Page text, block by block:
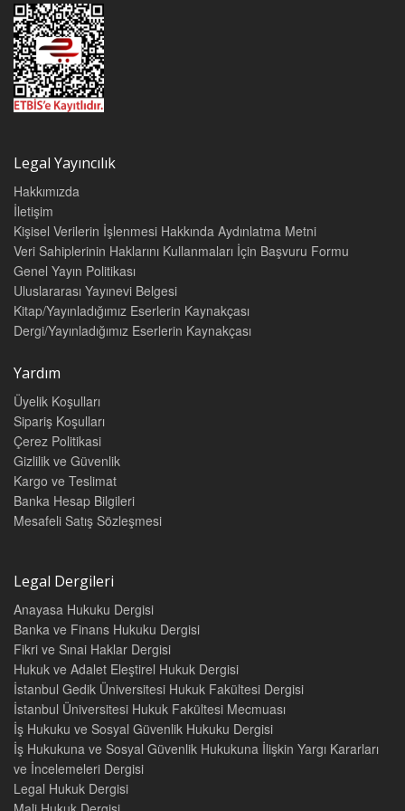
İÇTİHATLAR 3840
2. EKLENTİ SAYILMAYANLAR 3846
AÇIKLAMA 3846
İÇTİHATLAR 3846
C. BİRLİKTE MÜLKİYET 3848
I. PAYLI MÜLKİYET 3848
İÇTİHATLAR 3849
2. YÖNETİM VE TASARRUF 3857
A. ANLAŞMALAR 3857
AÇIKLAMA 3857
İÇTİHATLAR 3858
B. OLAĞAN YÖNETİM İŞLERİ 3861
AÇIKLAMA 3861
İÇTİHATLAR 3861
C. ÖNEMLİ YÖNETİM İŞLERİ 3864
AÇIKLAMA 3864
D. OLAĞANÜSTÜ YÖNETİM İŞLERİ VE TASARRUFLAR 3873
AÇIKLAMA 3873
İÇTİHATLAR 3874
3. YARARLANMA, KULLANMA VE KORUMA 3880
AÇIKLAMA 3880
İÇTİHATLAR 3881
4. GİDERLER VE YÜKÜMLÜLÜKLER 3886
AÇIKLAMA 3886
İÇTİHATLAR 3886
5. KARARLARIN BAĞLAYICILIĞI 3891
6. PAYDAŞLIKTAN ÇIKARMA 3899
AÇIKLAMA 3899
İÇTİHATLAR 3901
B. DİĞER HAK SAHİPLERİNİN ÇIKARILMASI 3905
AÇIKLAMA 3905
İÇTİHATLAR 3905
7. PAYLI MÜLKİYETİN SONA ERMESİ 3909
A. PAYLAŞMA İSTEMİ 3909
AÇIKLAMA 3909
İÇTİHATLAR 3909
B. PAYLAŞMA BİÇİMİ 3916
AÇIKLAMA 3916
Legal Yayıncılık
Hakkımızda
İletişim
Kişisel Verilerin İşlenmesi Hakkında Aydınlatma Metni
Veri Sahiplerinin Haklarını Kullanmaları İçin Başvuru Formu
Genel Yayın Politikası
Uluslararası Yayınevi Belgesi
Kitap/Yayınladığımız Eserlerin Kaynakçası
Dergi/Yayınladığımız Eserlerin Kaynakçası
Yardım
Üyelik Koşulları
Sipariş Koşulları
Çerez Politikasi
Gizlilik ve Güvenlik
Kargo ve Teslimat
Banka Hesap Bilgileri
Mesafeli Satış Sözleşmesi
Legal Dergileri
Anayasa Hukuku Dergisi
Banka ve Finans Hukuku Dergisi
Fikri ve Sınai Haklar Dergisi
Hukuk ve Adalet Eleştirel Hukuk Dergisi
İstanbul Gedik Üniversitesi Hukuk Fakültesi Dergisi
İstanbul Üniversitesi Hukuk Fakültesi Mecmuası
İş Hukuku ve Sosyal Güvenlik Hukuku Dergisi
İş Hukukuna ve Sosyal Güvenlik Hukukuna İlişkin Yargı Kararları
ve İncelemeleri Dergisi
Legal Hukuk Dergisi